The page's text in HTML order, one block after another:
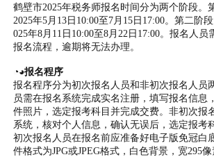
鹤壁市2025年税务师报名时间分为两个阶段。
2025年5月13日10:00至7月15日17:00。第二阶
025年8月11日10:00至8月22日17:00。报名人
报名流程，逾期将无法办理。
◔◕报名程序
报名程序分为初次报名人员和非初次报名人员
员需在报名系统完成实名注册，填写报名信息
件照片，选定报考科目并完成交费。非初次报
系统，核对个人信息，确认无误后，选定报考
初次报名人员在报名前应准备好电子版免冠白
件格式为JPG或JPEG格式，白色背景，宽295